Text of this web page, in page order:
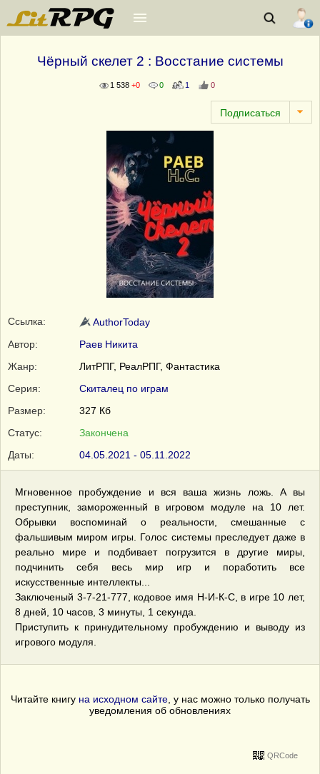
Чёрный скелет 2 : Восстание системы
1 538 +0 0 1 0
Ссылка:
AuthorToday
Автор:
Раев Никита
Жанр:
ЛитРПГ, РеалРПГ, Фантастика
Серия:
Скиталец по играм
Размер:
327 Кб
Статус:
Закончена
Даты:
04.05.2021 - 05.11.2022
Мгновенное пробуждение и вся ваша жизнь ложь. А вы
преступник, замороженный в игровом модуле на 10 лет.
Обрывки воспоминай о реальности, смешанные с
фальшивым миром игры. Голос системы преследует даже в
реально мире и подбивает погрузится в другие миры,
подчинить себя весь мир игр и поработить все
искусственные интеллекты...
Заключеный 3-7-21-777, кодовое имя Н-И-К-С, в игре 10 лет,
8 дней, 10 часов, 3 минуты, 1 секунда.
Приступить к принудительному пробуждению и выводу из
игрового модуля.
Читайте книгу на исходном сайте, у нас можно только получать
уведомления об обновлениях
QRCode